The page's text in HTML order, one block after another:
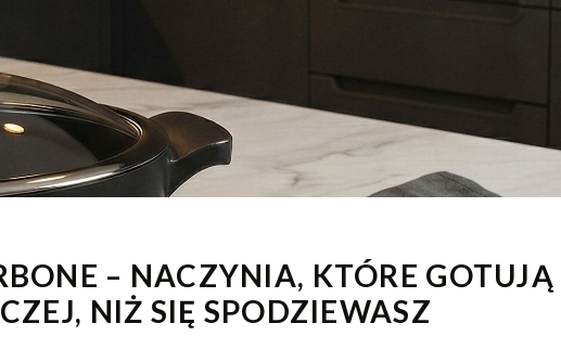
– NACZYNIA, KTÓRE GOTUJĄ
NIŻ SIĘ SPODZIEWASZ